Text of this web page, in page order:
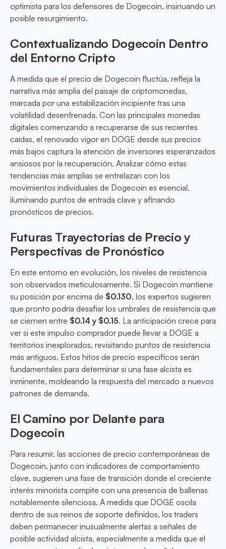
optimista para los defensores de Dogecoin, insinuando un
posible resurgimiento.
Contextualizando Dogecoin Dentro
del Entorno Cripto
A medida que el precio de Dogecoin fluctúa, refleja la
narrativa más amplia del paisaje de criptomonedas,
marcada por una estabilización incipiente tras una
volatilidad desenfrenada. Con las principales monedas
digitales comenzando a recuperarse de sus recientes
caídas, el renovado vigor en DOGE desde sus precios
más bajos captura la atención de inversores esperanzados
ansiosos por la recuperación. Analizar cómo estas
tendencias más amplias se entrelazan con los
movimientos individuales de Dogecoin es esencial,
iluminando puntos de entrada clave y afinando
pronósticos de precios.
Futuras Trayectorias de Precio y
Perspectivas de Pronóstico
En este entorno en evolución, los niveles de resistencia
son observados meticulosamente. Si Dogecoin mantiene
su posición por encima de $0.130, los expertos sugieren
que pronto podría desafiar los umbrales de resistencia que
se ciernen entre $0.14 y $0.15. La anticipación crece para
ver si este impulso comprador puede llevar a DOGE a
territorios inexplorados, revisitando puntos de resistencia
más antiguos. Estos hitos de precio específicos serán
fundamentales para determinar si una fase alcista es
inminente, moldeando la respuesta del mercado a nuevos
patrones de demanda.
El Camino por Delante para
Dogecoin
Para resumir, las acciones de precio contemporáneas de
Dogecoin, junto con indicadores de comportamiento
clave, sugieren una fase de transición donde el creciente
interés minorista compite con una presencia de ballenas
notablemente silenciosa. A medida que DOGE oscila
dentro de sus reinos de soporte definidos, los traders
deben permanecer inusualmente alertas a señales de
posible actividad alcista, especialmente a medida que el